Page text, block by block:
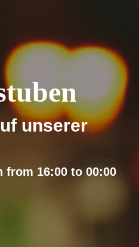
unserer
from 16:00 to 00:00